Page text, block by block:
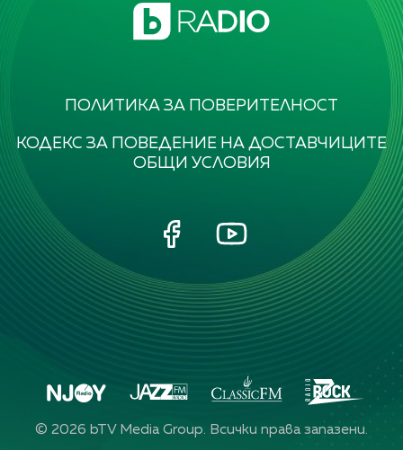
ПОЛИТИКА ЗА ПОВЕРИТЕЛНОСТ
КОДЕКС ЗА ПОВЕДЕНИЕ НА ДОСТАВЧИЦИТЕ
ОБЩИ УСЛОВИЯ
© 2026 bTV Media Group. Всички права запазени.